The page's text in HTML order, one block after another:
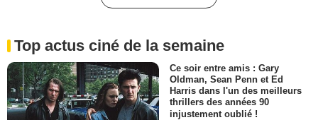
Top actus ciné de la semaine
Ce soir entre amis : Gary
Oldman, Sean Penn et Ed
Harris dans l'un des meilleurs
thrillers des années 90
injustement oublié !